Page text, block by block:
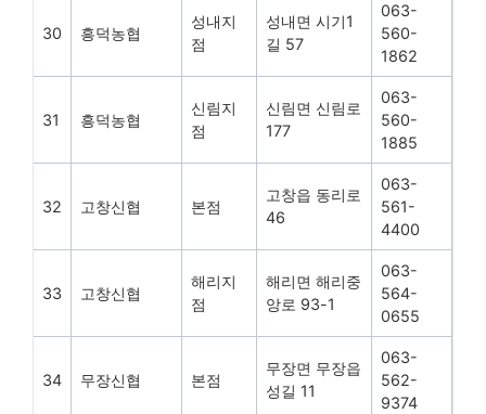
30 흥덕농협
성내지
점
성내면 시기1
길 57
063-
560-
1862
31 흥덕농협
신림지
점
신림면 신림로
177
063-
560-
1885
32 고창신협 본점
고창읍 동리로
46
063-
561-
4400
33 고창신협
해리지
점
해리면 해리중
앙로 93-1
063-
564-
0655
34 무장신협 본점
무장면 무장읍
성길 11
063-
562-
9374